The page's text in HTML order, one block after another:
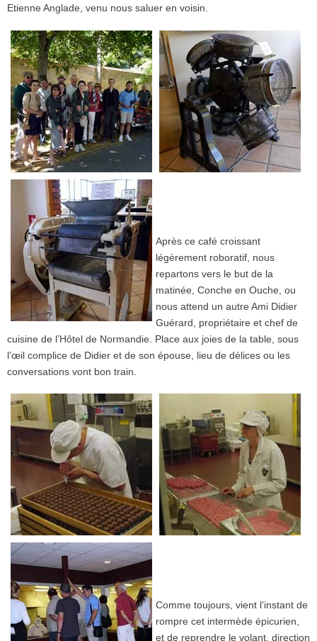
Etienne Anglade, venu nous saluer en voisin.
Après ce café croissant
légèrement roboratif, nous
repartons vers le but de la
matinée, Conche en Ouche, ou
nous attend un autre Ami Didier
Guérard, propriétaire et chef de
cuisine de l’Hôtel de Normandie. Place aux joies de la table, sous
l’œil complice de Didier et de son épouse, lieu de délices ou les
conversations vont bon train.
Comme toujours, vient l’instant de
rompre cet intermède épicurien,
et de reprendre le volant, direction